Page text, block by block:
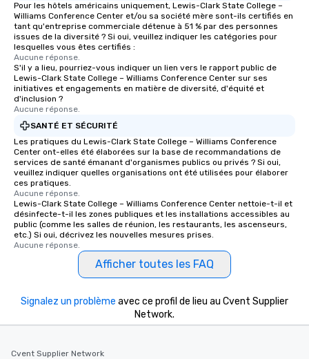
Pour les hôtels américains uniquement, Lewis-Clark State College –
Williams Conference Center et/ou sa société mère sont-ils certifiés en
tant qu'entreprise commerciale détenue à 51 % par des personnes
issues de la diversité ? Si oui, veuillez indiquer les catégories pour
lesquelles vous êtes certifiés :
Aucune réponse.
S'il y a lieu, pourriez-vous indiquer un lien vers le rapport public de
Lewis-Clark State College – Williams Conference Center sur ses
initiatives et engagements en matière de diversité, d'équité et
d'inclusion ?
Aucune réponse.
SANTÉ ET SÉCURITÉ
Les pratiques du Lewis-Clark State College – Williams Conference
Center ont-elles été élaborées sur la base de recommandations de
services de santé émanant d'organismes publics ou privés ? Si oui,
veuillez indiquer quelles organisations ont été utilisées pour élaborer
ces pratiques.
Aucune réponse.
Lewis-Clark State College – Williams Conference Center nettoie-t-il et
désinfecte-t-il les zones publiques et les installations accessibles au
public (comme les salles de réunion, les restaurants, les ascenseurs,
etc.) Si oui, décrivez les nouvelles mesures prises.
Aucune réponse.
Afficher toutes les FAQ
Signalez un problème avec ce profil de lieu au Cvent Supplier
Network.
Cvent Supplier Network